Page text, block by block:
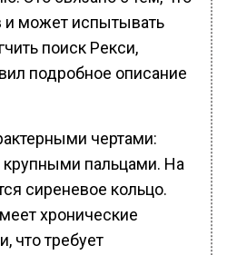
и может испытывать
поиск Рекси,
подробное описание
чертами:
пальцами. На
сиреневое кольцо.
хронические
что требует